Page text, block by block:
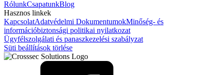
RólunkCsapatunkBlog
Hasznos linkek
KapcsolatAdatvédelmi DokumentumokMinőség- és
információbiztonsági politikai nyilatkozat
Ügyfélszolgálati és panaszkezelési szabályzat
Süti beállítások törlése